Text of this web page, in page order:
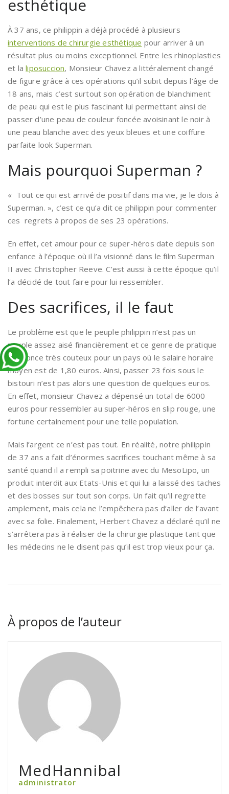
esthétique
À 37 ans, ce philippin a déjà procédé à plusieurs
interventions de chirurgie esthétique pour arriver à un
résultat plus ou moins exceptionnel. Entre les rhinoplasties
et laliposuccion, Monsieur Chavez a littéralement changé
de figure grâce à ces opérations qu’il subit depuis l’âge de
18 ans, mais c’est surtout son opération de blanchiment
de peau qui est le plus fascinant lui permettant ainsi de
passer d’une peau de couleur foncée avoisinant le noir à
une peau blanche avec des yeux bleues et une coiffure
parfaite look Superman.
Mais pourquoi Superman ?
« Tout ce qui est arrivé de positif dans ma vie, je le dois à
Superman. », c’est ce qu’a dit ce philippin pour commenter
ces regrets à propos de ses 23 opérations.
En effet, cet amour pour ce super-héros date depuis son
enfance à l’époque où il l’a visionné dans le film Superman
II avec Christopher Reeve. C’est aussi à cette époque qu’il
l’a décidé de tout faire pour lui ressembler.
Des sacrifices, il le faut
Le problème est que le peuple philippin n’est pas un
peuple assez aisé financièrement et ce genre de pratique
s’annonce très couteux pour un pays où le salaire horaire
moyen est de 1,80 euros. Ainsi, passer 23 fois sous le
bistouri n’est pas alors une question de quelques euros.
En effet, monsieur Chavez a dépensé un total de 6000
euros pour ressembler au super-héros en slip rouge, une
fortune certainement pour une telle population.
Mais l’argent ce n’est pas tout. En réalité, notre philippin
de 37 ans a fait d’énormes sacrifices touchant même à sa
santé quand il a rempli sa poitrine avec du MesoLipo, un
produit interdit aux Etats-Unis et qui lui a laissé des taches
et des bosses sur tout son corps. Un fait qu’il regrette
amplement, mais cela ne l’empêchera pas d’aller de l’avant
avec sa folie. Finalement, Herbert Chavez a déclaré qu’il ne
s’arrêtera pas à réaliser de la chirurgie plastique tant que
les médecins ne le disent pas qu’il est trop vieux pour ça.
À propos de l’auteur
MedHannibal
administrator